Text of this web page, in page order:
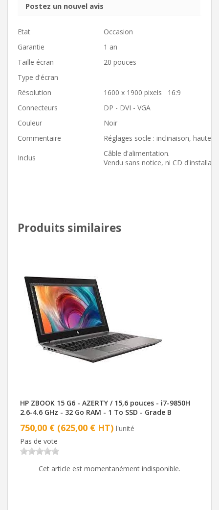
Postez un nouvel avis
Etat
Occasion
Garantie
1 an
Taille écran
20 pouces
Type d'écran
Résolution
1600 x 1900 pixels 16:9
Connecteurs
DP - DVI - VGA
Couleur
Noir
Commentaire
Réglages socle : inclinaison,
Inclus
Câble d'alimentation.
Vendu sans notice, ni CD
Produits similaires
HP ZBOOK 15 G6 - AZERTY / 15,6 pouces - i7-9850H
2.6-4.6 GHz - 32 Go RAM - 1 To SSD - Grade B
750,00 € (625,00 € HT) l'unité
Pas de vote
Cet article est momentanément indisponible.